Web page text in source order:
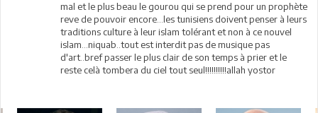
mal et le plus beau le gourou qui se prend pour un prophète
reve de pouvoir encore...les tunisiens doivent penser à leurs
traditions culture à leur islam tolérant et non à ce nouvel
islam...niquab..tout est interdit pas de musique pas
d'art..bref passer le plus clair de son temps à prier et le
reste celà tombera du ciel tout seul!!!!!!!!!!allah yostor